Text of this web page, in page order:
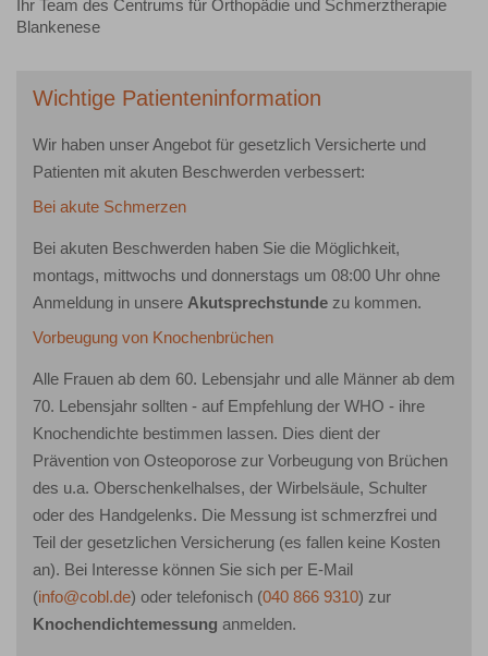
Ihr Team des Centrums für Orthopädie und Schmerztherapie
Blankenese
Wichtige Patienteninformation
Wir haben unser Angebot für gesetzlich Versicherte und
Patienten mit akuten Beschwerden verbessert:
Bei akute Schmerzen
Bei akuten Beschwerden haben Sie die Möglichkeit,
montags, mittwochs und donnerstags um 08:00 Uhr ohne
Anmeldung in unsere Akutsprechstunde zu kommen.
Vorbeugung von Knochenbrüchen
Alle Frauen ab dem 60. Lebensjahr und alle Männer ab dem
70. Lebensjahr sollten - auf Empfehlung der WHO - ihre
Knochendichte bestimmen lassen. Dies dient der
Prävention von Osteoporose zur Vorbeugung von Brüchen
des u.a. Oberschenkelhalses, der Wirbelsäule, Schulter
oder des Handgelenks. Die Messung ist schmerzfrei und
Teil der gesetzlichen Versicherung (es fallen keine Kosten
an). Bei Interesse können Sie sich per E-Mail
(info@cobl.de) oder telefonisch (040 866 9310) zur
Knochendichtemessung anmelden.